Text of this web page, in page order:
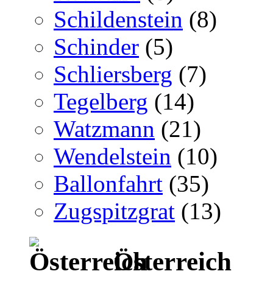
Schildenstein (8)
Schinder (5)
Schliersberg (7)
Tegelberg (14)
Watzmann (21)
Wendelstein (10)
Ballonfahrt (35)
Zugspitzgrat (13)
Österreich